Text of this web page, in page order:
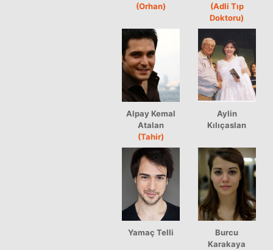
(Orhan)
(Adli Tıp
Doktoru)
Alpay Kemal
Atalan
(Tahir)
Aylin
Kılıçaslan
Yamaç Telli
Burcu
Karakaya